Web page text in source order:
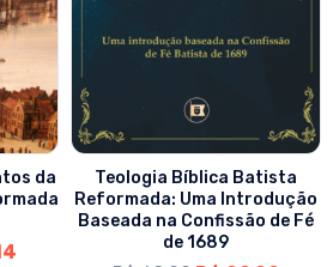
da
Teologia Bíblica Batista
Reformada: Uma Introdução
Baseada na Confissão de Fé
de 1689